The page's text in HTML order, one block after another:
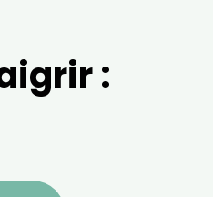
: